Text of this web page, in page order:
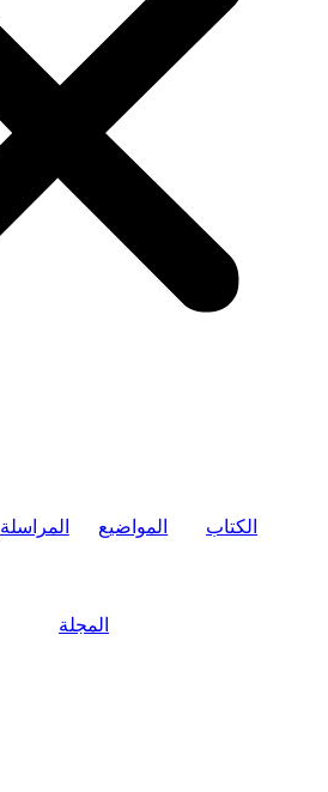
المراسلة المواضيع الكتاب
المجلة